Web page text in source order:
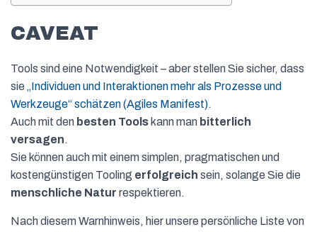
CAVEAT
Tools sind eine Notwendigkeit – aber stellen Sie sicher, dass
sie „Individuen und Interaktionen mehr als Prozesse und
Werkzeuge“ schätzen (Agiles Manifest).
Auch mit den besten Tools kann man bitterlich
versagen.
Sie können auch mit einem simplen, pragmatischen und
kostengünstigen Tooling erfolgreich sein, solange Sie die
menschliche Natur respektieren.
Nach diesem Warnhinweis, hier unsere persönliche Liste von